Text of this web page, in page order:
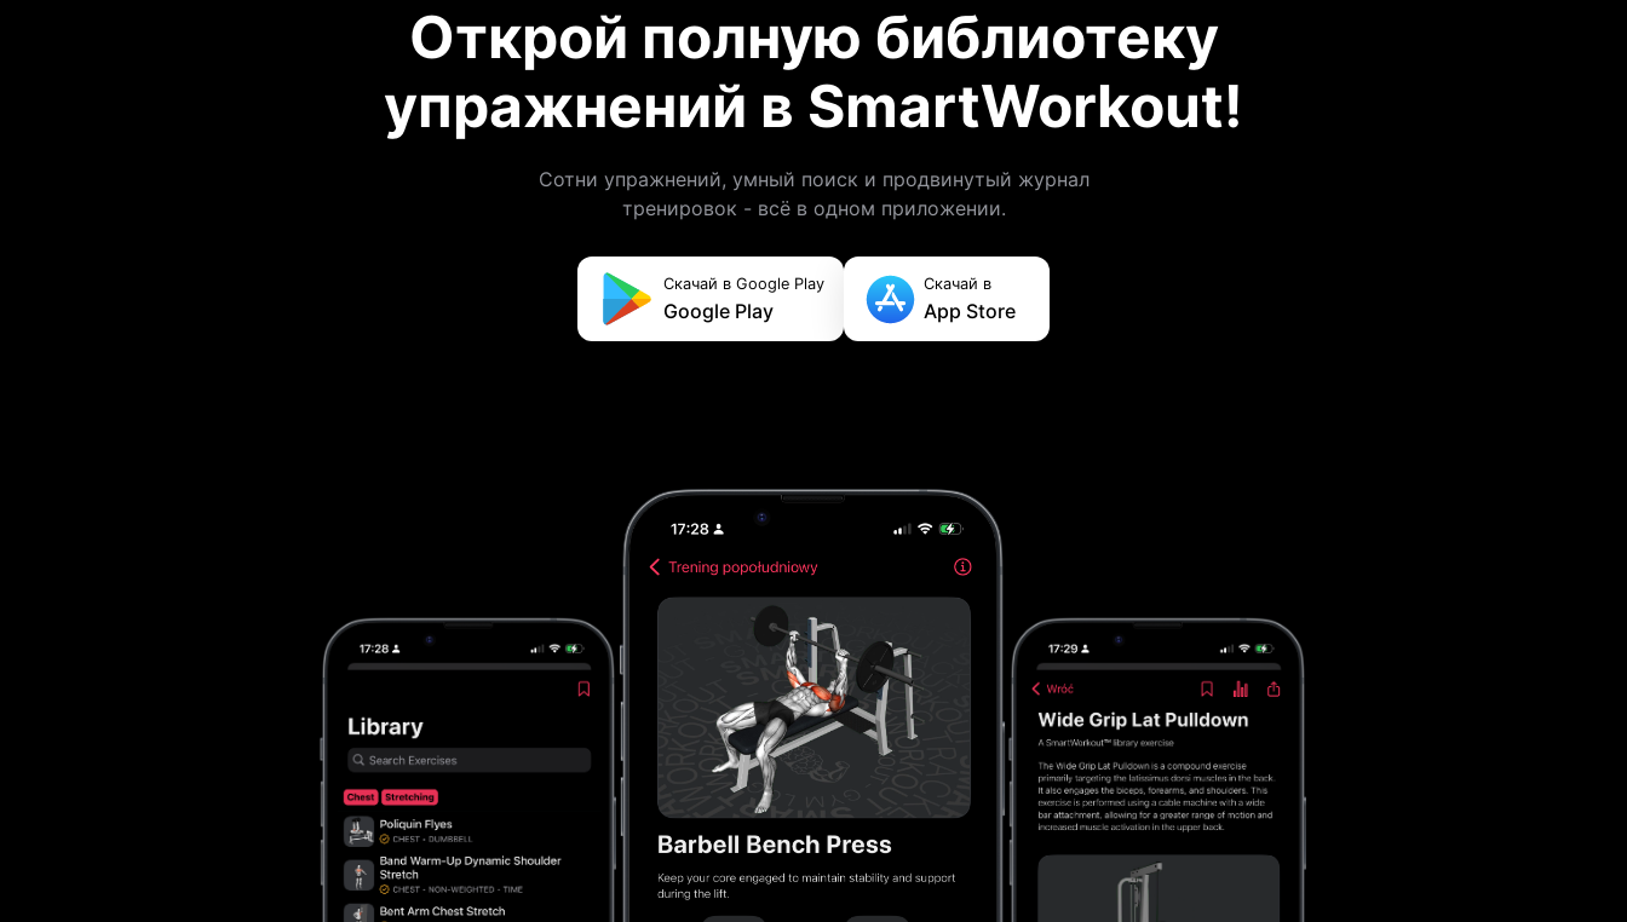
Открой полную библиотеку
упражнений в SmartWorkout!
Сотни упражнений, умный поиск и продвинутый журнал
тренировок - всё в одном приложении.
Скачай в Google Play
Google Play
Скачай в
App Store